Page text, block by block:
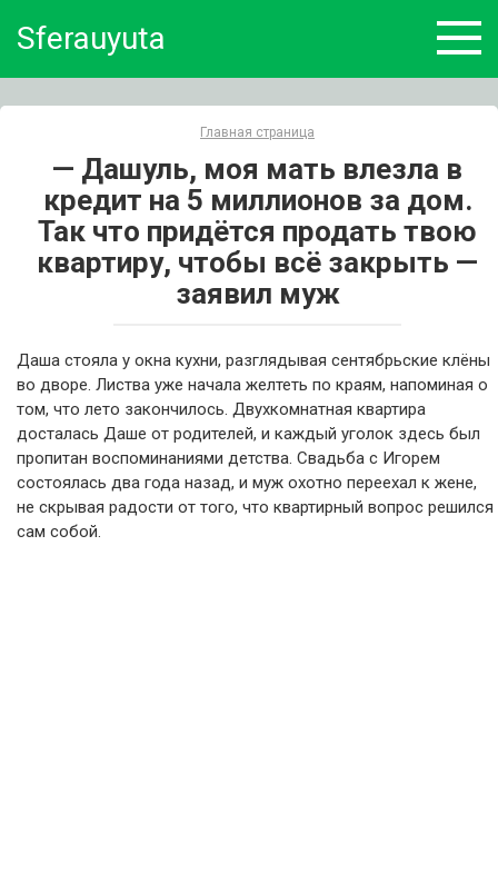
Sferauyuta
Главная страница
— Дашуль, моя мать влезла в
кредит на 5 миллионов за дом.
Так что придётся продать твою
квартиру, чтобы всё закрыть —
заявил муж
Даша стояла у окна кухни, разглядывая сентябрьские клёны
во дворе. Листва уже начала желтеть по краям, напоминая о
том, что лето закончилось. Двухкомнатная квартира
досталась Даше от родителей, и каждый уголок здесь был
пропитан воспоминаниями детства. Свадьба с Игорем
состоялась два года назад, и муж охотно переехал к жене,
не скрывая радости от того, что квартирный вопрос решился
сам собой.